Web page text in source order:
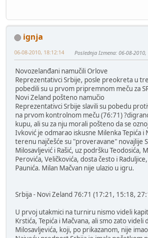
ignja
06-08-2010, 18:12:14 Poslednja Izmena: 06-08-
Novozelanđani namučili Orlove
Reprezentativci Srbije, posle preokreta u
pobedili su u prvom pripremnom meču za
Novi Zeland pošteno namučio
Reprezentativci Srbije slavili su pobedu
na prvom kontrolnom meču (76:71)
kupu, ali su za nju morali pošteno da se
Ivković je odmarao iskusne Milenka Tepića i
terenu najčešće su "proveravane" novajlije
Milosavljević i Rašić, uz podršku Teodosića,
Perovića, Veličkovića, dosta često i
Paunića. Milan Mačvan nije ulazio u igru.
Srbija - Novi Zeland 76:71 (17:21, 15:18,
U prvoj utakmici na turniru nismo videli
Krstića, Tepića i Mačvana, ali smo zato
Milosavljevića, koji, po prikazanom, nije